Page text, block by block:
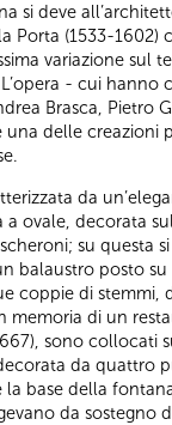
si deve
Porta (1533-1602)
variazione sul
- cui hanno
Brasca, Pietro
delle creazioni
da
ovale, decorata
su questa
balaustro posto
coppie di stemmi,
memoria di un
sono collocati
da quattro
base della
da sostegno